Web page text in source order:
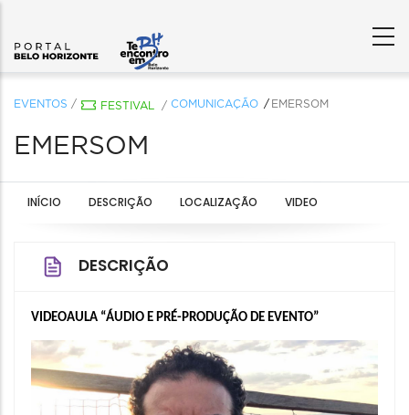
EVENTOS / FESTIVAL / COMUNICAÇÃO EMERSOM
EMERSOM
INÍCIO DESCRIÇÃO LOCALIZAÇÃO VIDEO
DESCRIÇÃO
VIDEOAULA “ÁUDIO E PRÉ-PRODUÇÃO DE EVENTO”